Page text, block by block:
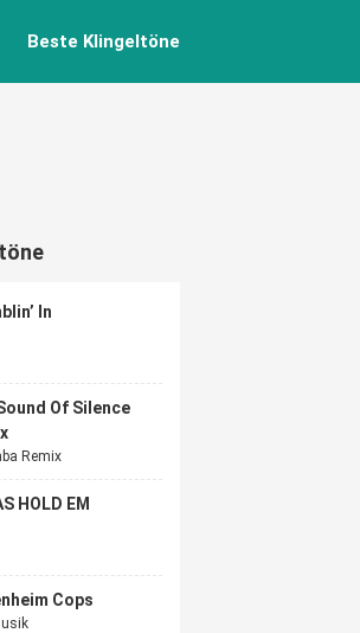
Beste Klingeltöne
In
Of Silence
Remix
HOLD EM
Cops